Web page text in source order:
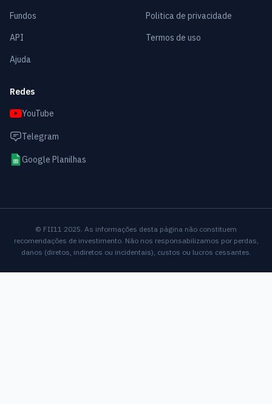
Fundos
API
Ajuda
Politica de privacidade
Termos de uso
Redes
YouTube
Telegram
Google Planilhas
© FII11 2025. As informações desta página não constituem
recomendações de investimento. Não nos responsabilizamos por perdas,
danos (diretos, indiretos ou incidentais), custos ou lucros cessantes.